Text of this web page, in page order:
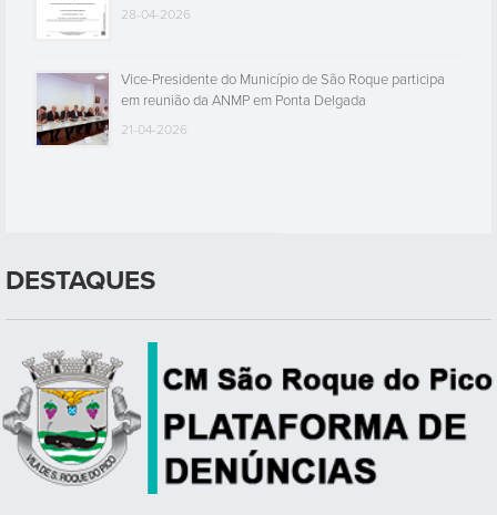
28-04-2026
Vice-Presidente do Município de São Roque participa
em reunião da ANMP em Ponta Delgada
21-04-2026
DESTAQUES